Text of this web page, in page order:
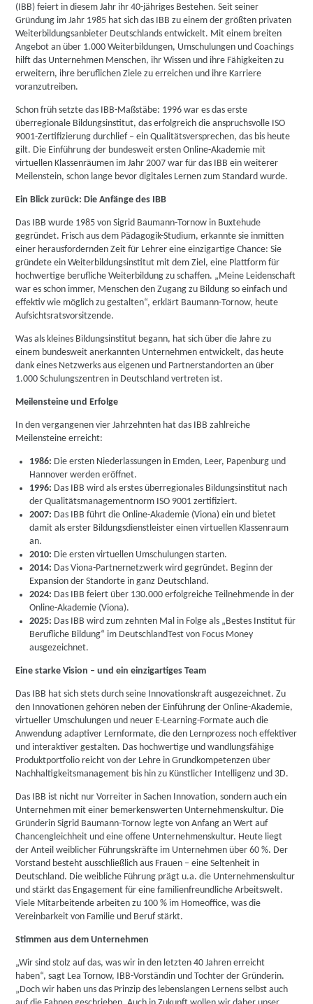
(IBB) feiert in diesem Jahr ihr 40-jähriges Bestehen. Seit seiner
Gründung im Jahr 1985 hat sich das IBB zu einem der größten privaten
Weiterbildungsanbieter Deutschlands entwickelt. Mit einem breiten
Angebot an über 1.000 Weiterbildungen, Umschulungen und Coachings
hilft das Unternehmen Menschen, ihr Wissen und ihre Fähigkeiten zu
erweitern, ihre beruflichen Ziele zu erreichen und ihre Karriere
voranzutreiben.
Schon früh setzte das IBB-Maßstäbe: 1996 war es das erste
überregionale Bildungsinstitut, das erfolgreich die anspruchsvolle ISO
9001-Zertifizierung durchlief – ein Qualitätsversprechen, das bis heute
gilt. Die Einführung der bundesweit ersten Online-Akademie mit
virtuellen Klassenräumen im Jahr 2007 war für das IBB ein weiterer
Meilenstein, schon lange bevor digitales Lernen zum Standard wurde.
Ein Blick zurück: Die Anfänge des IBB
Das IBB wurde 1985 von Sigrid Baumann-Tornow in Buxtehude
gegründet. Frisch aus dem Pädagogik-Studium, erkannte sie inmitten
einer herausfordernden Zeit für Lehrer eine einzigartige Chance: Sie
gründete ein Weiterbildungsinstitut mit dem Ziel, eine Plattform für
hochwertige berufliche Weiterbildung zu schaffen. „Meine Leidenschaft
war es schon immer, Menschen den Zugang zu Bildung so einfach und
effektiv wie möglich zu gestalten“, erklärt Baumann-Tornow, heute
Aufsichtsratsvorsitzende.
Was als kleines Bildungsinstitut begann, hat sich über die Jahre zu
einem bundesweit anerkannten Unternehmen entwickelt, das heute
dank eines Netzwerks aus eigenen und Partnerstandorten an über
1.000 Schulungszentren in Deutschland vertreten ist.
Meilensteine und Erfolge
In den vergangenen vier Jahrzehnten hat das IBB zahlreiche
Meilensteine erreicht:
1986: Die ersten Niederlassungen in Emden, Leer, Papenburg und
Hannover werden eröffnet.
1996: Das IBB wird als erstes überregionales Bildungsinstitut nach
der Qualitätsmanagementnorm ISO 9001 zertifiziert.
2007: Das IBB führt die Online-Akademie (Viona) ein und bietet
damit als erster Bildungsdienstleister einen virtuellen Klassenraum
an.
2010: Die ersten virtuellen Umschulungen starten.
2014: Das Viona-Partnernetzwerk wird gegründet. Beginn der
Expansion der Standorte in ganz Deutschland.
2024: Das IBB feiert über 130.000 erfolgreiche Teilnehmende in der
Online-Akademie (Viona).
2025: Das IBB wird zum zehnten Mal in Folge als „Bestes Institut für
Berufliche Bildung“ im DeutschlandTest von Focus Money
ausgezeichnet.
Eine starke Vision – und ein einzigartiges Team
Das IBB hat sich stets durch seine Innovationskraft ausgezeichnet. Zu
den Innovationen gehören neben der Einführung der Online-Akademie,
virtueller Umschulungen und neuer E-Learning-Formate auch die
Anwendung adaptiver Lernformate, die den Lernprozess noch effektiver
und interaktiver gestalten. Das hochwertige und wandlungsfähige
Produktportfolio reicht von der Lehre in Grundkompetenzen über
Nachhaltigkeitsmanagement bis hin zu Künstlicher Intelligenz und 3D.
Das IBB ist nicht nur Vorreiter in Sachen Innovation, sondern auch ein
Unternehmen mit einer bemerkenswerten Unternehmenskultur. Die
Gründerin Sigrid Baumann-Tornow legte von Anfang an Wert auf
Chancengleichheit und eine offene Unternehmenskultur. Heute liegt
der Anteil weiblicher Führungskräfte im Unternehmen über 60 %. Der
Vorstand besteht ausschließlich aus Frauen – eine Seltenheit in
Deutschland. Die weibliche Führung prägt u.a. die Unternehmenskultur
und stärkt das Engagement für eine familienfreundliche Arbeitswelt.
Viele Mitarbeitende arbeiten zu 100 % im Homeoffice, was die
Vereinbarkeit von Familie und Beruf stärkt.
Stimmen aus dem Unternehmen
„Wir sind stolz auf das, was wir in den letzten 40 Jahren erreicht
haben“, sagt Lea Tornow, IBB-Vorständin und Tochter der Gründerin.
„Doch wir haben uns das Prinzip des lebenslangen Lernens selbst auch